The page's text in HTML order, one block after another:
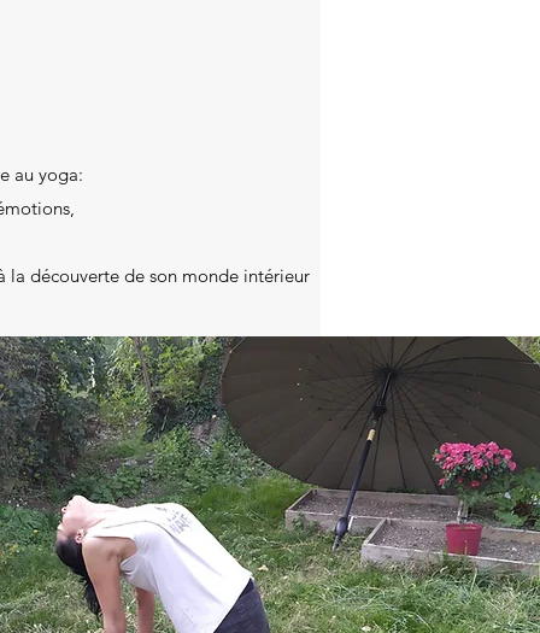
au yoga:
la découverte de son monde intérieur